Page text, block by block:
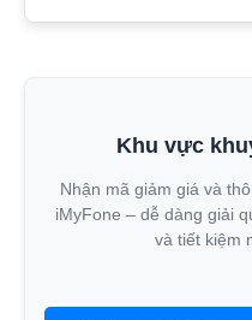
Khu vực
Nhận mã giảm giá và
iMyFone – dễ dàng giải
và tiết kiệm